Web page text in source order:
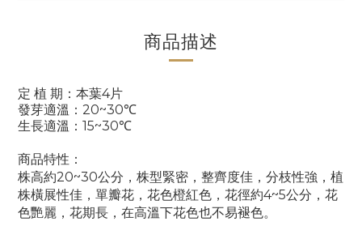
商品描述
定 植 期：本葉4片
發芽適溫： 20~30℃
生長適溫： 15~30℃
商品特性：
株高約20~30公分，株型緊密，整齊度佳，分枝性強，植
株橫展性佳，單瓣花，花色橙紅色，花徑約4~5公分，花
色艷麗，花期長，在高溫下花色也不易褪色。